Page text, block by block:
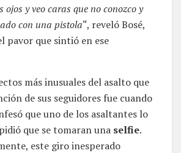
ojos y veo caras que no conozco y
con una pistola“, reveló Bosé,
pavor que sintió en ese
más inusuales del asalto que
de sus seguidores fue cuando
que uno de los asaltantes lo
que se tomaran una selfie.
este giro inesperado